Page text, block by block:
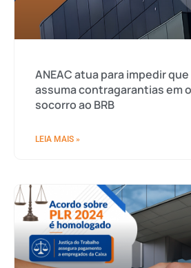
ANEAC atua para impedir que
assuma contragarantias em
socorro ao BRB
LEIA MAIS »